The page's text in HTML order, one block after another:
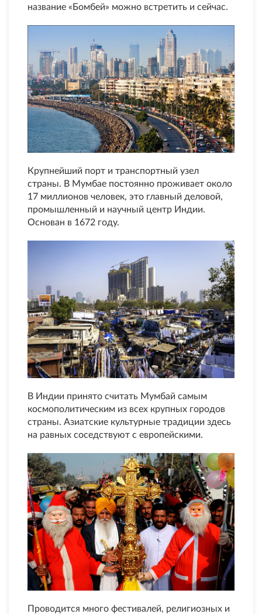
название «Бомбей» можно встретить и сейчас.
Крупнейший порт и транспортный узел
страны. В Мумбае постоянно проживает около
17 миллионов человек, это главный деловой,
промышленный и научный центр Индии.
Основан в 1672 году.
В Индии принято считать Мумбай самым
космополитическим из всех крупных городов
страны. Азиатские культурные традиции здесь
на равных соседствуют с европейскими.
Проводится много фестивалей, религиозных и